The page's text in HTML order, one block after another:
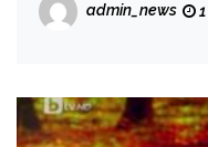
admin_news